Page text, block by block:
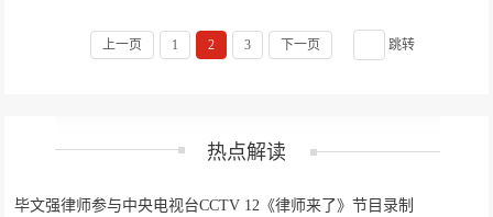
上一页 1 2 3 下一页 跳转
热点解读
毕文强律师参与中央电视台CCTV 12《律师来了》节目录制